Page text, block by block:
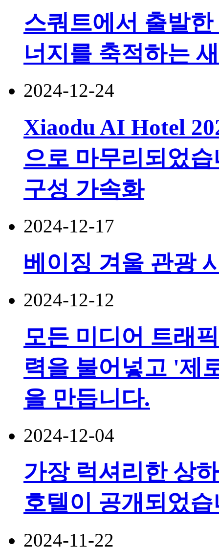
스쿼트에서 출발
너지를 축적하는
2024-12-24
Xiaodu AI Hotel
으로 마무리되었
구성 가속화
2024-12-17
베이징 겨울 관광
2024-12-12
모든 미디어 트래
력을 불어넣고 '제
을 만듭니다.
2024-12-04
가장 럭셔리한 상
호텔이 공개되었
2024-11-22